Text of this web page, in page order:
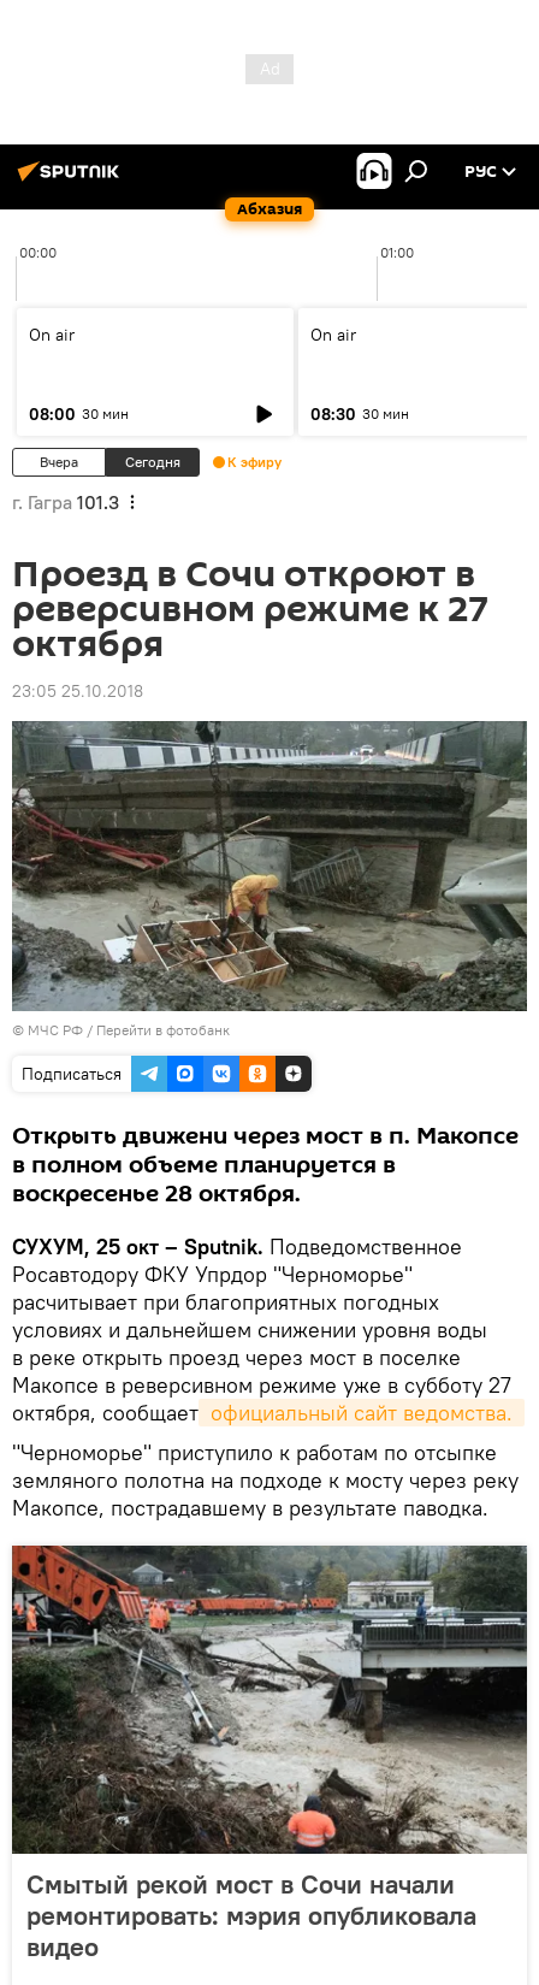
Абхазия
РУС
00:00 01:00
On air
08:00 30 мин
On air
08:30 30 мин
Вчера Сегодня К эфиру
г. Гагра 101.3
Проезд в Сочи откроют в
реверсивном режиме к 27
октября
23:05 25.10.2018
© МЧС РФ / Перейти в фотобанк
Подписаться
Открыть движени через мост в п. Макопсе
в полном объеме планируется в
воскресенье 28 октября.
СУХУМ, 25 окт – Sputnik. Подведомственное
Росавтодору ФКУ Упрдор "Черноморье"
расчитывает при благоприятных погодных
условиях и дальнейшем снижении уровня воды
в реке открыть проезд через мост в поселке
Макопсе в реверсивном режиме уже в субботу 27
октября, сообщает официальный сайт ведомства.
"Черноморье" приступило к работам по отсыпке
земляного полотна на подходе к мосту через реку
Макопсе, пострадавшему в результате паводка.
Смытый рекой мост в Сочи начали
ремонтировать: мэрия опубликовала
видео